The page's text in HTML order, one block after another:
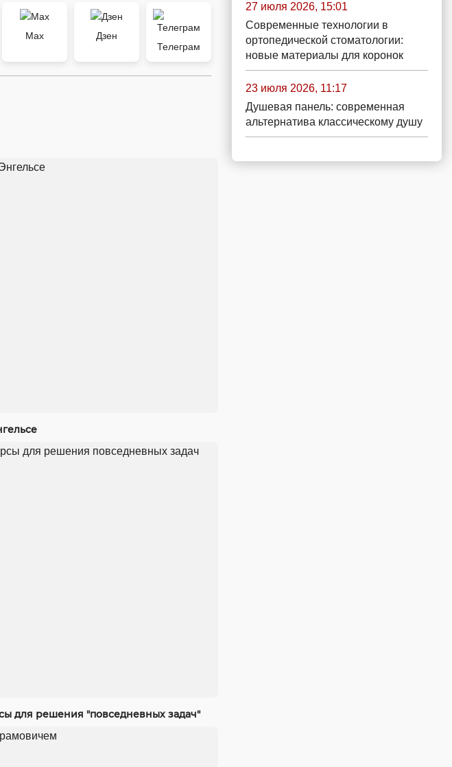
Max
Дзен
Телеграм
для решения "повседневных задач"
27 июля 2026, 15:01
Современные технологии в
ортопедической стоматологии:
новые материалы для коронок
23 июля 2026, 11:17
Душевая панель: современная
альтернатива классическому душу